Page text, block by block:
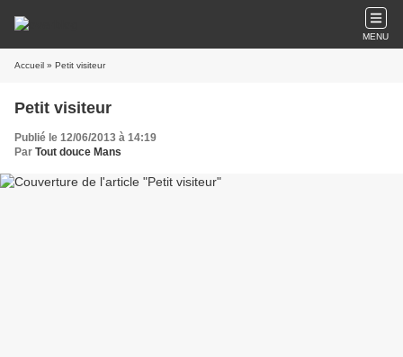
MENU
Accueil » Petit visiteur
Petit visiteur
Publié le 12/06/2013 à 14:19
Par Tout douce Mans